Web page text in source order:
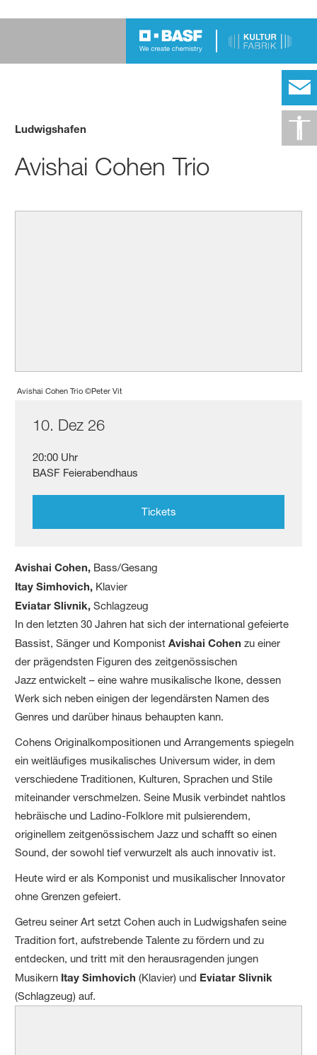
Ludwigshafen
Avishai Cohen Trio
Avishai Cohen Trio ©Peter Vit
10. Dez 26
20:00 Uhr
BASF Feierabendhaus
Tickets
Avishai Cohen, Bass/Gesang
Itay Simhovich, Klavier
Eviatar Slivnik,Schlagzeug
In den letzten 30 Jahren hat sich der international gefeierte
Bassist, Sänger und Komponist Avishai Cohen zu einer
der prägendsten Figuren des zeitgenössischen
Jazz entwickelt – eine wahre musikalische Ikone, dessen
Werk sich neben einigen der legendärsten Namen des
Genres und darüber hinaus behaupten kann.
Cohens Originalkompositionen und Arrangements spiegeln
ein weitläufiges musikalisches Universum wider, in dem
verschiedene Traditionen, Kulturen, Sprachen und Stile
miteinander verschmelzen. Seine Musik verbindet nahtlos
hebräische und Ladino-Folklore mit pulsierendem,
originellem zeitgenössischem Jazz und schafft so einen
Sound, der sowohl tief verwurzelt als auch innovativ ist.
Heute wird er als Komponist und musikalischer Innovator
ohne Grenzen gefeiert.
Getreu seiner Art setzt Cohen auch in Ludwigshafen seine
Tradition fort, aufstrebende Talente zu fördern und zu
entdecken, und tritt mit den herausragenden jungen
Musikern Itay Simhovich(Klavier) und Eviatar Slivnik
(Schlagzeug) auf.